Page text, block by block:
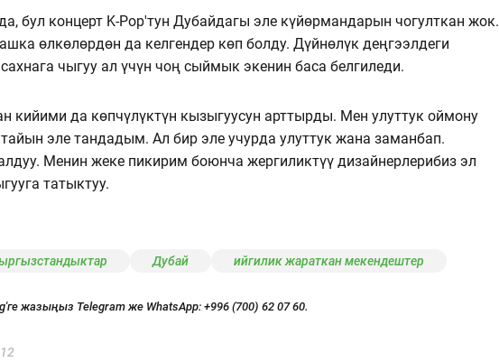
бул концерт K-Pop'тун Дубайдагы эле күйөрмандарын чогулткан жок.
өлкөлөрдөн да келгендер көп болду. Дүйнөлүк деңгээлдеги
чыгуу ал үчүн чоң сыймык экенин баса белгиледи.
кийими да көпчүлүктүн кызыгуусун арттырды. Мен улуттук оймону
эле тандадым. Ал бир эле учурда улуттук жана заманбап.
Менин жеке пикирим боюнча жергиликтүү дизайнерлерибиз эл
татыктуу.
Дубай ийгилик жараткан мекендештер
жазыңыз Telegram же WhatsApp: +996 (700) 62 07 60.